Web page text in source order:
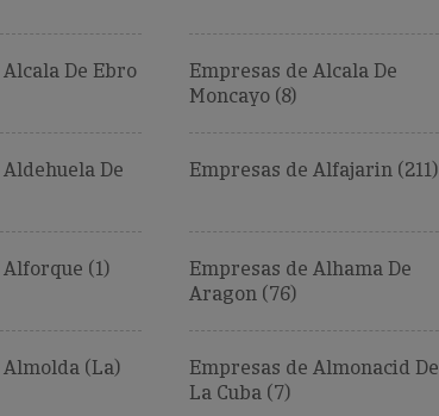
De Ebro
Empresas de Alcala De
Moncayo (8)
De
Empresas de Alfajarin (211)
(1)
Empresas de Alhama De
Aragon (76)
(La)
Empresas de Almonacid De
La Cuba (7)